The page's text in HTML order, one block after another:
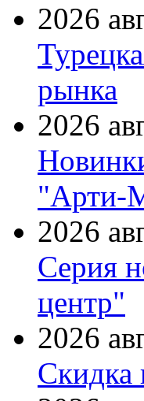
2026
рынка
2026
"Арти-
2026
Серия
центр"
2026
Скидка